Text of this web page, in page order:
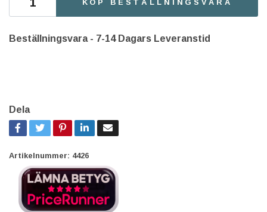
KÖP BESTÄLLNINGSVARA
Beställningsvara - 7-14 Dagars Leveranstid
Dela
Artikelnummer: 4426